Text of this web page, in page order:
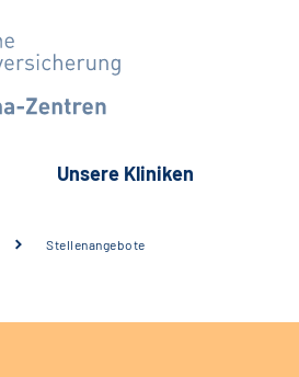
Unsere Kliniken
Stellenangebote